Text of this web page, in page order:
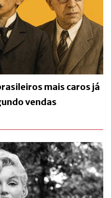
mais caros já
vendas